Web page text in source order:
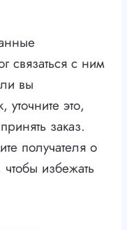
связаться с ним
вы
уточните это,
заказ.
получателя о
избежать